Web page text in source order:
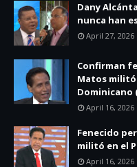
Dany
nunca han
April 27, 2026
Confirman
Matos
Dominicano
April 16, 2026
Fenecido
militó en el
April 16, 2026